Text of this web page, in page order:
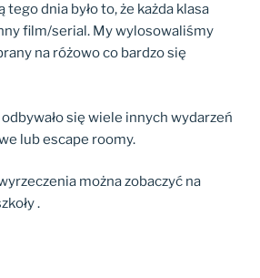
tego dnia było to, że każda klasa
film/serial. My wylosowaliśmy
na różowo co bardzo się
się wiele innych wydarzeń
lub escape roomy.
można zobaczyć na
.